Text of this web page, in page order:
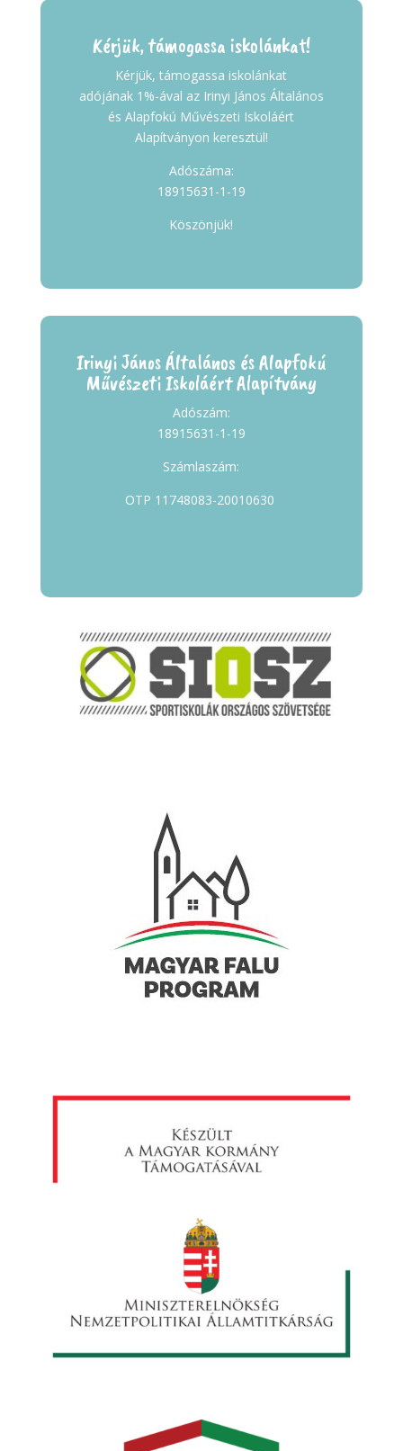
Kérjük, támogassa iskolánkat!
Kérjük, támogassa iskolánkat
adójának 1%-ával az Irinyi János Általános
és Alapfokú Művészeti Iskoláért
Alapítványon keresztül!
Adószáma:
18915631-1-19
Köszönjük!
Irinyi János Általános és Alapfokú
Művészeti Iskoláért Alapítvány
Adószám:
18915631-1-19
Számlaszám:
OTP 11748083-20010630